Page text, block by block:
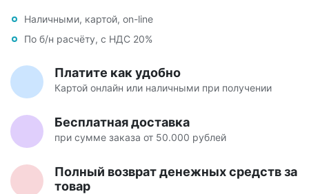
Наличными, картой, on-line
По б/н расчёту, с НДС 20%
Платите как удобно
Картой онлайн или наличными при получении
Бесплатная доставка
при сумме заказа от 50.000 рублей
Полный возврат денежных средств за
товар